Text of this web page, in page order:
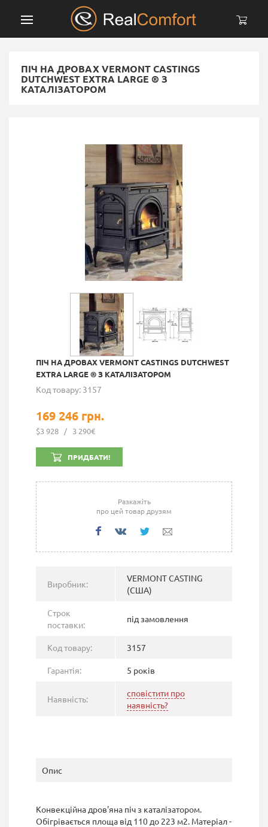
ПІЧ НА ДРОВАХ VERMONT CASTINGS
DUTCHWEST EXTRA LARGE ® З
КАТАЛІЗАТОРОМ
ПІЧ НА ДРОВАХ VERMONT CASTINGS DUTCHWEST
EXTRA LARGE ® З КАТАЛІЗАТОРОМ
Код товару: 3157
169 246 грн.
$3 928 / 3 290€
ПРИДБАТИ!
Разкажіть
про цей товар друзям
Виробник:
VERMONT CASTING
(США)
Строк
поставки:
під замовлення
Код товару: 3157
Гарантія: 5 років
Наявність:
сповістити про
наявність?
Опис
Конвекційна дров'яна піч з каталізатором.
Обігрівається площа від 110 до 223 м2. Матеріал-